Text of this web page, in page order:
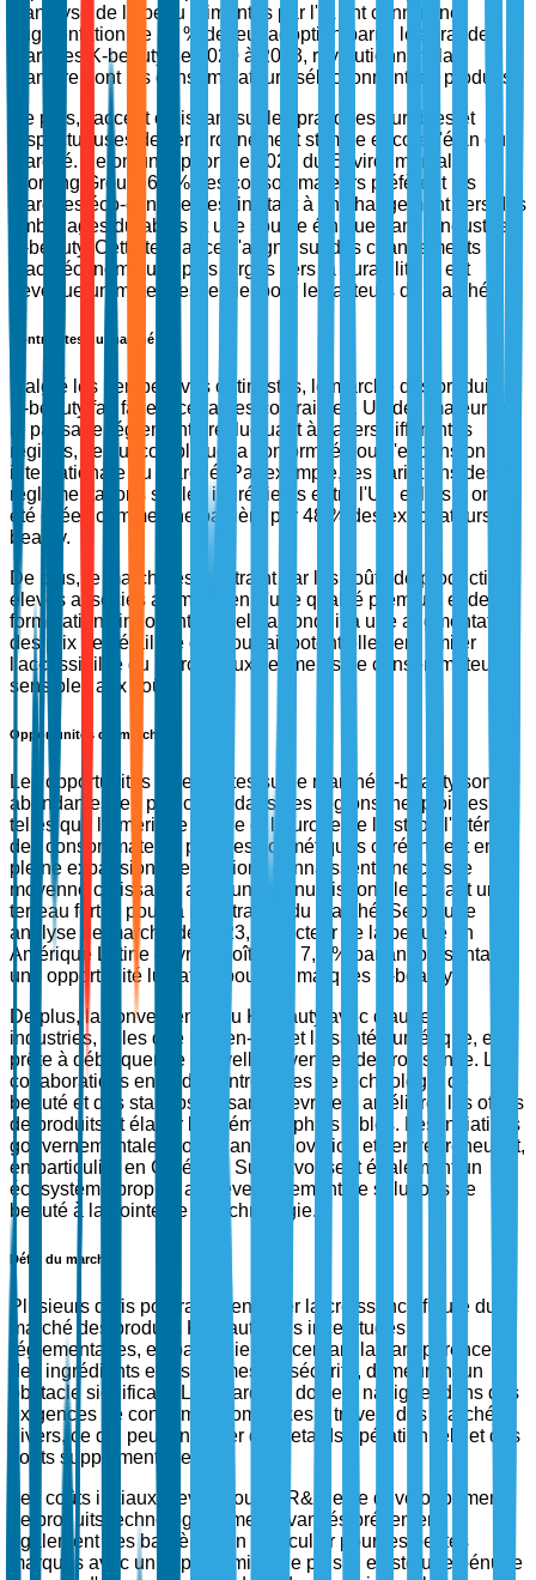
d'analyse de la peau alimentés par l'IA ont connu une
augmentation de 35 % de leur adoption parmi les grandes
marques K-beauty de 2020 à 2023, révolutionnant la
manière dont les consommateurs sélectionnent les produits.
De plus, l'accent croissant sur les pratiques durables et
respectueuses de l'environnement stimule encore l'élan du
marché. Selon un rapport de 2022 du Environmental
Working Group, 62 % des consommateurs préfèrent les
marques éco-conscientes, incitant à un changement vers des
emballages durables et une source éthique dans l'industrie
K-beauty. Cette tendance s'aligne sur des changements
macroéconomiques plus larges vers la durabilité et est
devenue un moteur essentiel pour les acteurs du marché.
Contraintes du marché
Malgré les perspectives optimistes, le marché des produits
K-beauty fait face à certaines contraintes. Un défi majeur est
le paysage réglementaire fluctuant à travers différentes
régions, ce qui complique la conformité pour l'expansion
internationale du marché. Par exemple, les variations des
réglementations sur les ingrédients entre l'UE et l'Asie ont
été citées comme une barrière par 48 % des exportateurs K-
beauty.
De plus, le marché est contraint par les coûts de production
élevés associés au maintien d'une qualité premium et de
formulations innovantes. Cela a conduit à une augmentation
des prix de détail, ce qui pourrait potentiellement limiter
l'accessibilité du marché aux segments de consommateurs
sensibles aux coûts.
Opportunités du marché
Les opportunités émergentes sur le marché K-beauty sont
abondantes, en particulier dans des régions inexploitées
telles que l'Amérique Latine et l'Europe de l'Est, où l'intérêt
des consommateurs pour les cosmétiques coréens est en
pleine expansion. Ces régions connaissent une classe
moyenne croissante avec un revenu disponible, créant un
terreau fertile pour la pénétration du marché. Selon une
analyse de marché de 2023, le secteur de la beauté en
Amérique Latine devrait croître de 7,5 % par an, présentant
une opportunité lucrative pour les marques K-beauty.
De plus, la convergence du K-beauty avec d'autres
industries, telles que le bien-être et la santé numérique, est
prête à débloquer de nouvelles avenues de croissance. Les
collaborations entre des entreprises de technologie de
beauté et des startups de santé devraient améliorer les offres
de produits et élargir les démographies cibles. Les initiatives
gouvernementales soutenant l'innovation et l'entrepreneuriat,
en particulier en Corée du Sud, favorisent également un
écosystème propice au développement de solutions de
beauté à la pointe de la technologie.
Défis du marché
Plusieurs défis pourraient entraver la croissance future du
marché des produits K-beauty. Les incertitudes
réglementaires, en particulier concernant la transparence
des ingrédients et les normes de sécurité, demeurent un
obstacle significatif. Les marques doivent naviguer dans des
exigences de conformité complexes à travers des marchés
divers, ce qui peut entraîner des retards opérationnels et des
coûts supplémentaires.
Les coûts initiaux élevés pour la R&D et le développement
de produits technologiquement avancés présentent
également des barrières, en particulier pour les petites
marques avec un capital limité. De plus, il existe une pénurie